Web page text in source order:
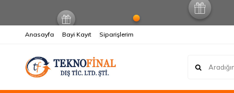
Anasayfa Bayi Kayıt Siparişlerim